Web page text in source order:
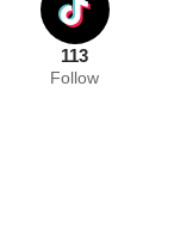
113
Follow